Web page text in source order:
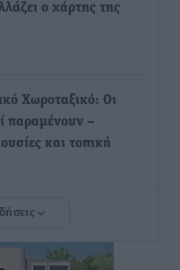
ο χάρτης της
Χωροταξικό: Οι
παραμένουν –
και τοπική